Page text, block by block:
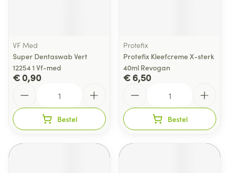
VF Med
Super Dentaswab Vert
12254 1 Vf-med
€ 0,90
Bestel
Protefix
Protefix Kleefcreme X-sterk
40ml Revogan
€ 6,50
Bestel